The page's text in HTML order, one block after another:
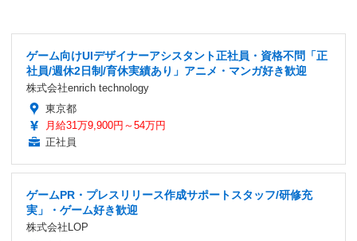
ゲーム向けUIデザイナーアシスタント正社員・資格不問「正
社員/週休2日制/育休実績あり」アニメ・マンガ好き歓迎
株式会社enrich technology
東京都
月給31万9,900円～54万円
正社員
ゲームPR・プレスリリース作成サポートスタッフ/研修充
実」・ゲーム好き歓迎
株式会社LOP